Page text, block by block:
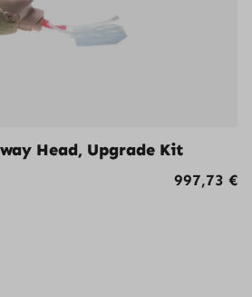
Head, Upgrade Kit
997,73 €